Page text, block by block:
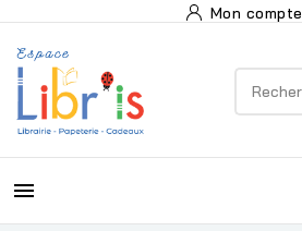
Mon compte
